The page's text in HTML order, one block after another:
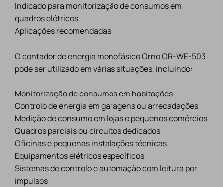
Indicado para monitorização de consumos em
quadros elétricos
Aplicações recomendadas
O contador de energia monofásico Orno OR-WE-503
pode ser utilizado em várias situações, incluindo:
Monitorização de consumos em habitações
Controlo de energia em garagens ou arrecadações
Medição de consumo em lojas e pequenos comércios
Quadros parciais ou circuitos dedicados
Oficinas e pequenas instalações técnicas
Equipamentos elétricos específicos
Sistemas de controlo e automação com leitura por
impulsos